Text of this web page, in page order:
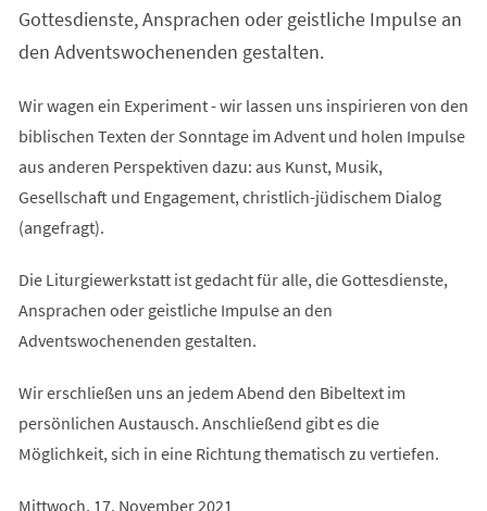
Gottesdienste, Ansprachen oder geistliche Impulse an
den Adventswochenenden gestalten.
Wir wagen ein Experiment - wir lassen uns inspirieren von den
biblischen Texten der Sonntage im Advent und holen Impulse
aus anderen Perspektiven dazu: aus Kunst, Musik,
Gesellschaft und Engagement, christlich-jüdischem Dialog
(angefragt).
Die Liturgiewerkstatt ist gedacht für alle, die Gottesdienste,
Ansprachen oder geistliche Impulse an den
Adventswochenenden gestalten.
Wir erschließen uns an jedem Abend den Bibeltext im
persönlichen Austausch. Anschließend gibt es die
Möglichkeit, sich in eine Richtung thematisch zu vertiefen.
Mittwoch, 17. November 2021